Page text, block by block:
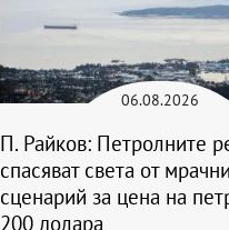
06.08.2026
П. Райков: Петролните
спасяват света от
сценарий за цена на
200 долара